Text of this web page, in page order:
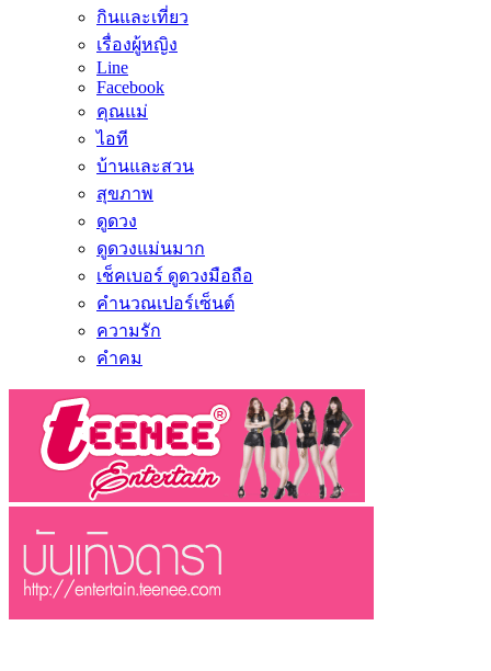
กินและเที่ยว
เรื่องผู้หญิง
Line
Facebook
คุณแม่
ไอที
บ้านและสวน
สุขภาพ
ดูดวง
ดูดวงแม่นมาก
เช็คเบอร์ ดูดวงมือถือ
คำนวณเปอร์เซ็นต์
ความรัก
คำคม